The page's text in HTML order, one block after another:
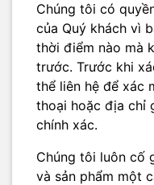
Chúng tôi có
của Quý khách vì
thời điểm nào mà
trước. Trước khi
thể liên hệ để xác
thoại hoặc địa chỉ
chính xác.
Chúng tôi luôn cố
và sản phẩm một